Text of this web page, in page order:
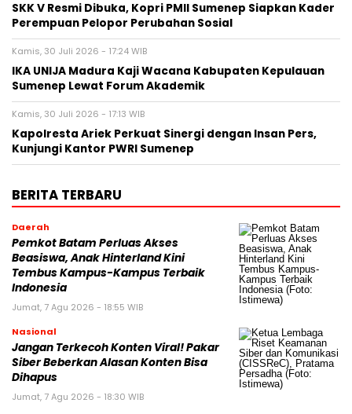
SKK V Resmi Dibuka, Kopri PMII Sumenep Siapkan Kader
Perempuan Pelopor Perubahan Sosial
Kamis, 30 Juli 2026 - 17:24 WIB
IKA UNIJA Madura Kaji Wacana Kabupaten Kepulauan
Sumenep Lewat Forum Akademik
Kamis, 30 Juli 2026 - 17:13 WIB
Kapolresta Ariek Perkuat Sinergi dengan Insan Pers,
Kunjungi Kantor PWRI Sumenep
BERITA TERBARU
Daerah
Pemkot Batam Perluas Akses
Beasiswa, Anak Hinterland Kini
Tembus Kampus-Kampus Terbaik
Indonesia
Jumat, 7 Agu 2026 - 18:55 WIB
Nasional
Jangan Terkecoh Konten Viral! Pakar
Siber Beberkan Alasan Konten Bisa
Dihapus
Jumat, 7 Agu 2026 - 18:30 WIB